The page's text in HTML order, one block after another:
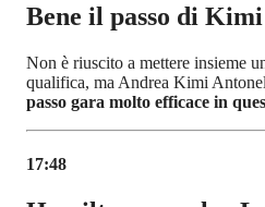
Bene il passo di Kimi
Non è riuscito a mettere insieme
qualifica, ma Andrea Kimi
passo gara molto efficace in
17:48